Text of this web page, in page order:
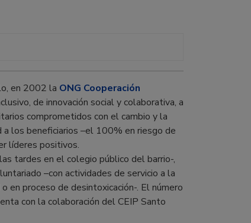
en 2002 la ONG Cooperación
de innovación social y colaborativa, a
comprometidos con el cambio y la
a los beneficiarios –el 100% en riesgo de
líderes positivos.
tardes en el colegio público del barrio-,
–con actividades de servicio a la
en proceso de desintoxicación-. El número
con la colaboración del CEIP Santo